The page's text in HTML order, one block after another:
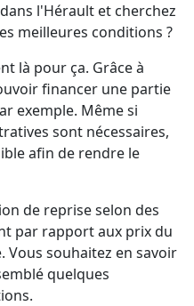
l'Hérault et cherchez
meilleures conditions ?
là pour ça. Grâce à
financer une partie
exemple. Même si
sont nécessaires,
afin de rendre le
de reprise selon des
par rapport aux prix du
Vous souhaitez en savoir
quelques